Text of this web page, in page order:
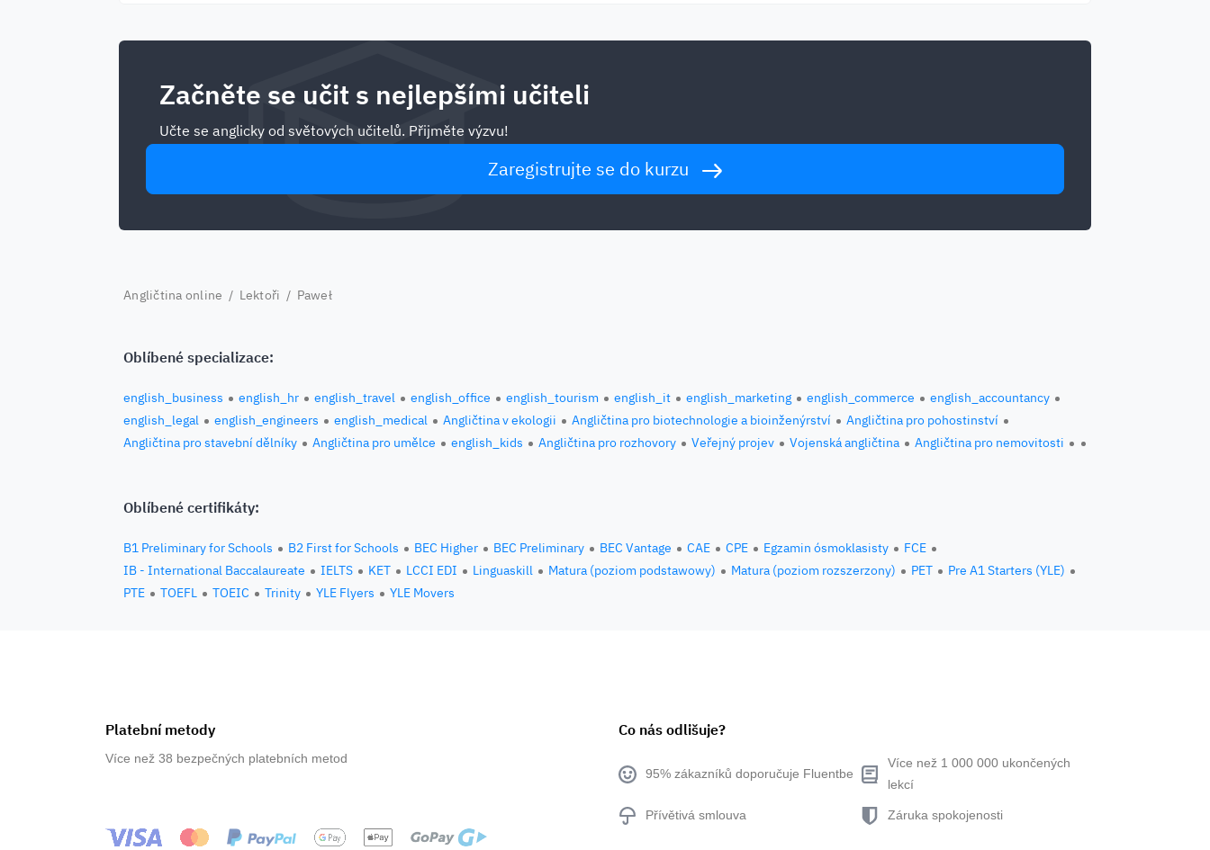
Začněte se učit s nejlepšími učiteli
Učte se anglicky od světových učitelů. Přijměte výzvu!
Zaregistrujte se do kurzu
Angličtina online / Lektoři / Paweł
Oblíbené specializace:
english_business english_hr english_travel english_office english_tourism english_it english_marketing english_commerce
english_accountancy
english_legal
english_engineers english_medical Angličtina v ekologii Angličtina pro biotechnologie a bioinženýrství
Angličtina pro pohostinství
Angličtina pro stavební dělníky
Angličtina pro umělce english_kids Angličtina pro rozhovory Veřejný projev Vojenská angličtina Angličtina pro nemovitosti
Oblíbené certifikáty:
B1 Preliminary for Schools B2 First for Schools BEC Higher BEC Preliminary BEC Vantage CAE CPE Egzamin ósmoklasisty
FCE
IB - International Baccalaureate
IELTS KET LCCI EDI Linguaskill Matura (poziom podstawowy) Matura (poziom rozszerzony) PET
Pre A1 Starters (YLE)
PTE
TOEFL TOEIC Trinity YLE Flyers YLE Movers
Platební metody
Více než 38 bezpečných platebních metod
Co nás odlišuje?
95% zákazníků doporučuje Fluentbe
Více než 1 000 000 ukončených
lekcí
Přívětivá smlouva Záruka spokojenosti